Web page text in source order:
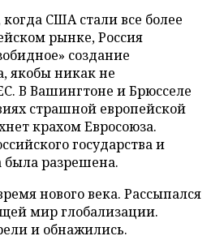
США стали все более
рынке, Россия
создание
якобы никак не
В Вашингтоне и Брюсселе
страшной европейской
крахом Евросоюза.
государства и
была разрешена.
нового века. Рассыпался
мир глобализации.
и обнажились.